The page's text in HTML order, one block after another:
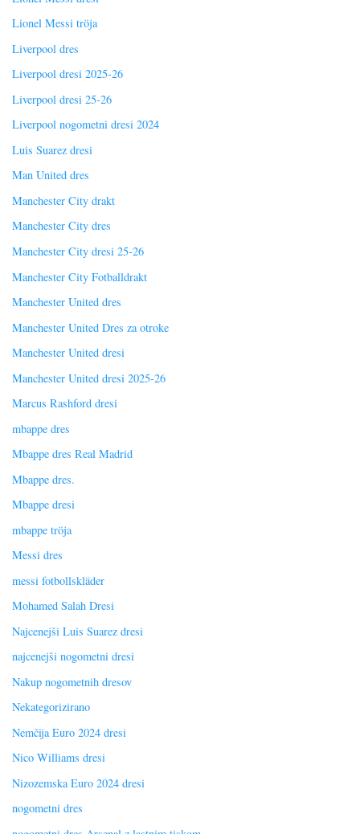
Lionel Messi tröja
Liverpool dres
Liverpool dresi 2025-26
Liverpool dresi 25-26
Liverpool nogometni dresi 2024
Luis Suarez dresi
Man United dres
Manchester City drakt
Manchester City dres
Manchester City dresi 25-26
Manchester City Fotballdrakt
Manchester United dres
Manchester United Dres za otroke
Manchester United dresi
Manchester United dresi 2025-26
Marcus Rashford dresi
mbappe dres
Mbappe dres Real Madrid
Mbappe dres.
Mbappe dresi
mbappe tröja
Messi dres
messi fotbollskläder
Mohamed Salah Dresi
Najcenejši Luis Suarez dresi
najcenejši nogometni dresi
Nakup nogometnih dresov
Nekategorizirano
Nemčija Euro 2024 dresi
Nico Williams dresi
Nizozemska Euro 2024 dresi
nogometni dres